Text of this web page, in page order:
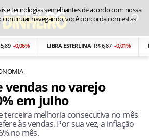
-0,06% LIBRA ESTERLINA R$ 6,87 -0,01%
vendas no varejo
em julho
terceira melhoria consecutiva no mês
às vendas. Por sua vez, a inflação
no mês.
e tecnologias semelhantes de acordo com nossa
continuar navegando, você concorda com estas